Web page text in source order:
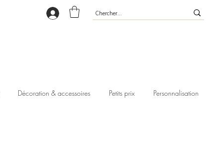
Décoration & accessoires Petits prix Personnalisation